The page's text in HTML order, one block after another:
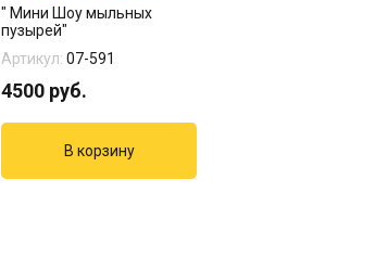
" Мини Шоу мыльных
пузырей"
Артикул: 07-591
4500 руб.